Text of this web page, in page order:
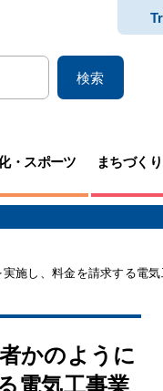
検索
・スポーツ まちづく
施し、料金を請求する電気
かのように
電気工事業